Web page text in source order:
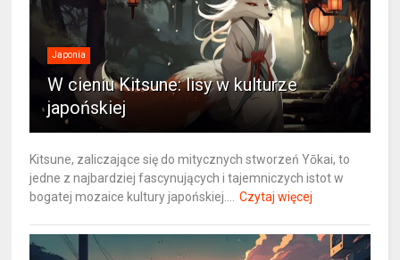
Japonia
W cieniu Kitsune: lisy w kulturze
japońskiej
Kitsune, zaliczające się do mitycznych stworzeń Yōkai, to
jedne z najbardziej fascynujących i tajemniczych istot w
bogatej mozaice kultury japońskiej....
Czytaj więcej